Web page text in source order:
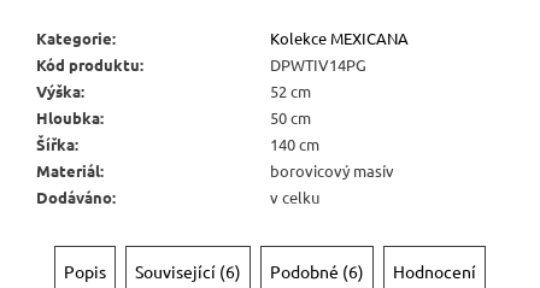
Kategorie:
Kolekce MEXICANA
Kód produktu:
DPWTIV14PG
Výška:
52 cm
Hloubka:
50 cm
Šířka:
140 cm
Materiál:
borovicový masív
Dodáváno: v celku
Popis Související (6) Podobné (6) Hodnocení